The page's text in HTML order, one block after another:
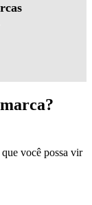
você possa vir